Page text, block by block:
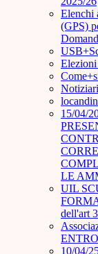
Elenchi
(GPS)
15/04/
LE
UIL
dell'art
10/04/